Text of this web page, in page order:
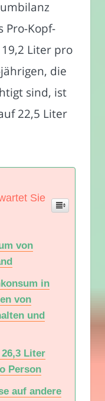
Pro-Kopf-
Liter pro
die
sind, ist
22,5 Liter
Sie
von
in
von
und
Liter
Person
auf andere